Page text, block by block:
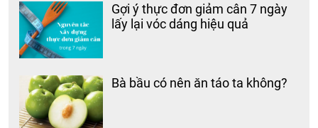
Gợi ý thực đơn giảm cân 7 ngày
lấy lại vóc dáng hiệu quả
Bà bầu có nên ăn táo ta không?